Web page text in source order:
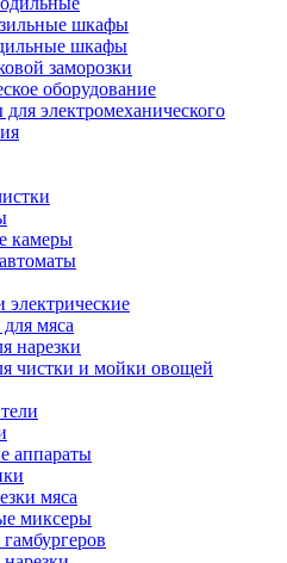
шкафы
шкафы
заморозки
оборудование
электромеханического
камеры
электрические
мяса
нарезки
чистки и мойки овощей
аппараты
мяса
миксеры